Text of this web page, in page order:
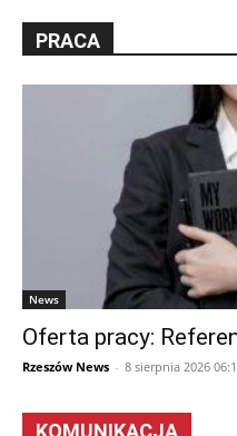
PRACA
News
Oferta pracy:
Rzeszów News - 8 sierpnia 2026
KOMUNIKACJA